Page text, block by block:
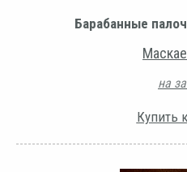
Барабанные
на
Купить